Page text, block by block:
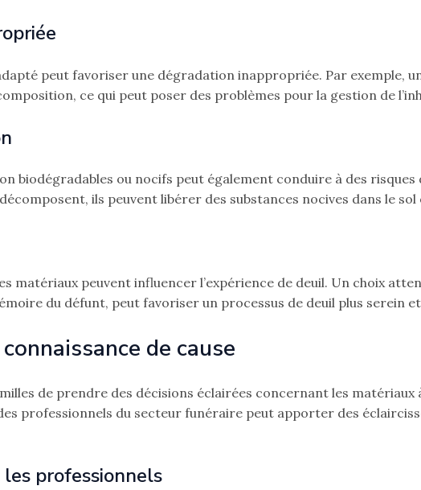
peut favoriser une dégradation inappropriée. Par exemple,
ce qui peut poser des problèmes pour la gestion de
biodégradables ou nocifs peut également conduire à des
ils peuvent libérer des substances nocives dans le
matériaux peuvent influencer l’expérience de deuil. Un choix
du défunt, peut favoriser un processus de deuil plus serein
de cause
de prendre des décisions éclairées concernant les matériaux
professionnels du secteur funéraire peut apporter des
professionnels